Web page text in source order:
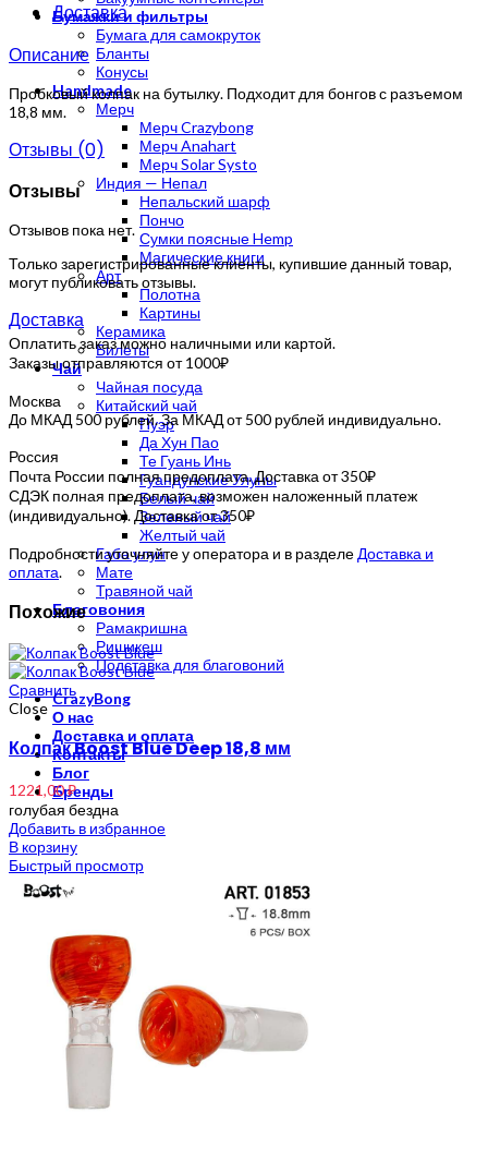
Бумажки и фильтры
Бумага для самокруток
Бланты
Конусы
Handmade
Мерч
Мерч Crazybong
Мерч Anahart
Мерч Solar Systo
Индия — Непал
Непальский шарф
Пончо
Сумки поясные Hemp
Магические книги
Арт
Полотна
Картины
Керамика
Билеты
Чай
Чайная посуда
Китайский чай
Пуэр
Да Хун Пао
Те Гуань Инь
Гуандунские Улуны
Белый чай
Зеленый чай
Желтый чай
Габа улун
Мате
Травяной чай
Благовония
Рамакришна
Ришикеш
Подставка для благовоний
CrazyBong
О нас
Доставка и оплата
Контакты
Блог
Бренды
Доставка
Описание
Пробковый колпак на бутылку. Подходит для бонгов с разъемом
18,8 мм.
Отзывы (0)
Отзывы
Отзывов пока нет.
Только зарегистрированные клиенты, купившие данный товар,
могут публиковать отзывы.
Доставка
Оплатить заказ можно наличными или картой.
Заказы отправляются от 1000₽
Москва
До МКАД 500 рублей. За МКАД от 500 рублей индивидуально.
Россия
Почта России полная предоплата. Доставка от 350₽
СДЭК полная предоплата, возможен наложенный платеж
(индивидуально). Доставка от 350₽
Подробности уточняйте у оператора и в разделе Доставка и
оплата.
Похожие
Сравнить
Close
Колпак Boost Blue Deep 18,8 мм
1221,00₽
голубая бездна
Добавить в избранное
В корзину
Быстрый просмотр